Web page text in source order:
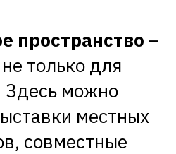
пространство –
только для
Здесь можно
местных
совместные